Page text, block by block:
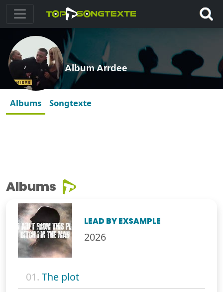
Album Arrdee
Albums Songtexte
Albums
LEAD BY EXSAMPLE
2026
01. The plot